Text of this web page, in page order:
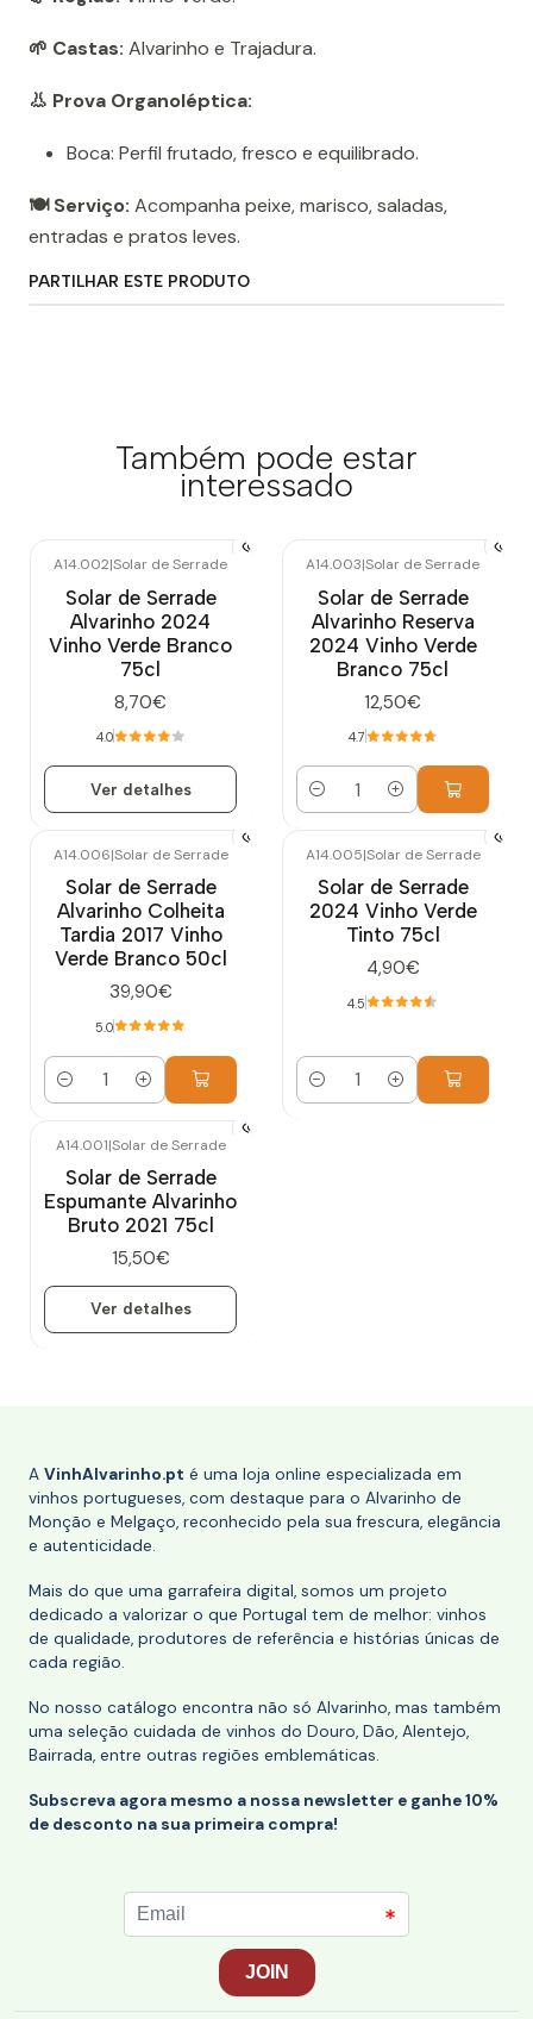
🌱 Castas: Alvarinho e Trajadura.
👃 Prova Organoléptica:
Boca: Perfil frutado, fresco e equilibrado.
🍽️ Serviço: Acompanha peixe, marisco, saladas,
entradas e pratos leves.
PARTILHAR ESTE PRODUTO
Também pode estar
interessado
A14.002|Solar de Serrade
Solar de Serrade
Alvarinho 2024
Vinho Verde Branco
75cl
8,70€
4.0
Ver detalhes
A14.003|Solar de Serrade
Solar de Serrade
Alvarinho Reserva
2024 Vinho Verde
Branco 75cl
12,50€
4.7
Quantidade
A14.006|Solar de Serrade
Solar de Serrade
Alvarinho Colheita
Tardia 2017 Vinho
Verde Branco 50cl
39,90€
5.0
Quantidade
A14.005|Solar de Serrade
Solar de Serrade
2024 Vinho Verde
Tinto 75cl
4,90€
4.5
Quantidade
A14.001|Solar de Serrade
Solar de Serrade
Espumante Alvarinho
Bruto 2021 75cl
15,50€
Ver detalhes
A VinhAlvarinho.pt é uma loja online especializada em
vinhos portugueses, com destaque para o Alvarinho de
Monção e Melgaço, reconhecido pela sua frescura, elegância
e autenticidade.
Mais do que uma garrafeira digital, somos um projeto
dedicado a valorizar o que Portugal tem de melhor: vinhos
de qualidade, produtores de referência e histórias únicas de
cada região.
No nosso catálogo encontra não só Alvarinho, mas também
uma seleção cuidada de vinhos do Douro, Dão, Alentejo,
Bairrada, entre outras regiões emblemáticas.
Subscreva agora mesmo a nossa newsletter e ganhe 10%
de desconto na sua primeira compra!